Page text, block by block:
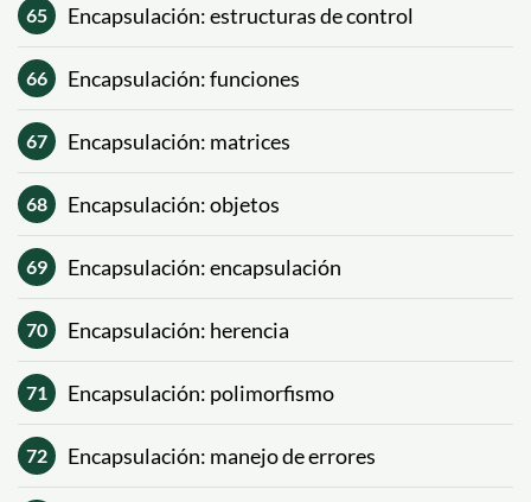
65 Encapsulación: estructuras de control
66 Encapsulación: funciones
67 Encapsulación: matrices
68 Encapsulación: objetos
69 Encapsulación: encapsulación
70 Encapsulación: herencia
71 Encapsulación: polimorfismo
72 Encapsulación: manejo de errores